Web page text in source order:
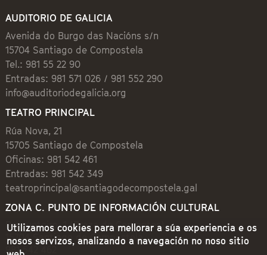
AUDITORIO DE GALICIA
Avenida do Burgo das Nacións s/n
15704 Santiago de Compostela
Tel.: 981 55 22 90
Entradas: 981 571 026 / 981 552 290
info@auditoriodegalicia.org
TEATRO PRINCIPAL
Rúa Nova, 21
15705 Santiago de Compostela
Oficinas: 981 542 461
Entradas: 981 542 349
teatroprincipal@santiagodecompostela.gal
ZONA C. PUNTO DE INFORMACIÓN CULTURAL
Preguntoiro, 1 (Praza de Cervantes)
15704 Santiago de Compostela
981 542 462
Utilizamos cookies para mellorar a súa experiencia e os
nosos servizos, analizando a navegación no noso sitio